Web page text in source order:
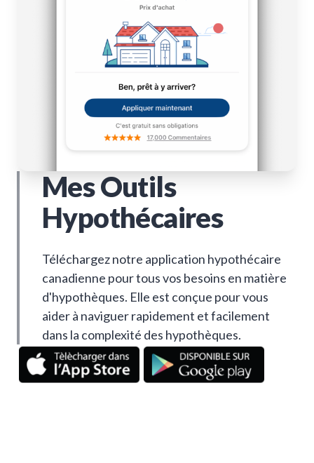
Mes Outils
Hypothécaires
Téléchargez notre application hypothécaire
canadienne pour tous vos besoins en matière
d'hypothèques. Elle est conçue pour vous
aider à naviguer rapidement et facilement
dans la complexité des hypothèques.